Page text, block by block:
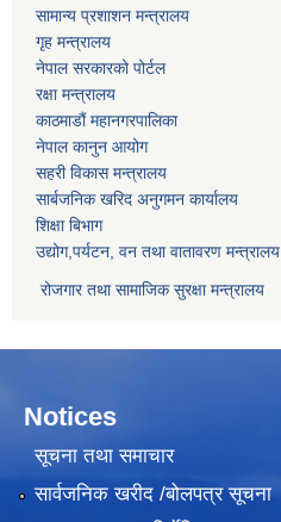
सामान्य प्रशाशन मन्त्रालय
गृह मन्त्रालय
नेपाल सरकारको पोर्टल
रक्षा मन्त्रालय
काठमाडौं महानगरपालिका
नेपाल कानुन आयोग
सहरी विकास मन्त्रालय
सार्बजनिक खरिद अनुगमन कार्यालय
शिक्षा बिभाग
उद्योग,पर्यटन, वन तथा वातावरण मन्त्रालय
रोजगार तथा सामाजिक सुरक्षा मन्त्रालय
Notices
सूचना तथा समाचार
सार्वजनिक खरीद /बोलपत्र सूचना